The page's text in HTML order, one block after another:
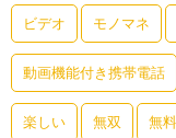
ビデオ モノマネ
動画機能付き携帯電話
楽しい 無双 無料